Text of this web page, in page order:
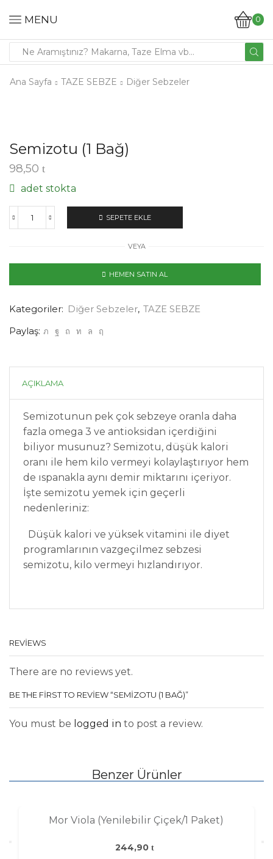
MENU 0
Ana Sayfa TAZE SEBZE Diğer Sebzeler
Semizotu (1 Bağ)
98,50
adet stokta
SEPETE EKLE
VEYA
HEMEN SATIN AL
Kategoriler: Diğer Sebzeler, TAZE SEBZE
Paylaş:
AÇIKLAMA
Semizotunun pek çok sebzeye oranla daha
fazla omega 3 ve antioksidan içerdiğini
biliyor musunuz? Semizotu, düşük kalori
oranı ile hem kilo vermeyi kolaylaştırıyor hem
de ıspanakla aynı demir miktarını içeriyor.
İşte semizotu yemek için geçerli
nedenleriniz:
Düşük kalori ve yüksek vitamini ile diyet
programlarının vazgeçilmez sebzesi
semizotu, kilo vermeyi hızlandırıyor.
REVIEWS
There are no reviews yet.
BE THE FIRST TO REVIEW “SEMIZOTU (1 BAĞ)”
You must be logged in to post a review.
Benzer Ürünler
Mor Viola (Yenilebilir Çiçek/1 Paket)
244,90